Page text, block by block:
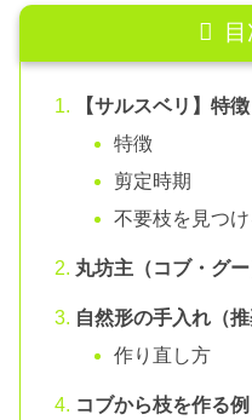
【サルスベリ】特
特徴
剪定時期
不要枝を見つけ
丸坊主（コブ・グー
自然形の手入れ（推
作り直し方
コブから枝を作る例